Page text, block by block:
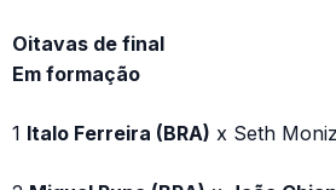
Oitavas de final
Em formação
1 Italo Ferreira (BRA) x Seth